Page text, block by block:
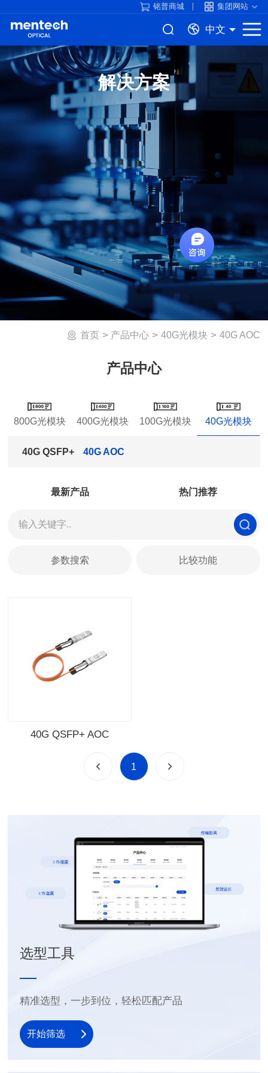
铭普商城 集团网站
中文
解决方案
首页 > 产品中心 > 40G光模块 > 40G AOC
产品中心
800G光模块 400G光模块 100G光模块 40G光模块
40G QSFP+ 40G AOC
最新产品 热门推荐
参数搜索 比较功能
40G QSFP+ AOC
1
选型工具
精准选型，一步到位，轻松匹配产品
开始筛选